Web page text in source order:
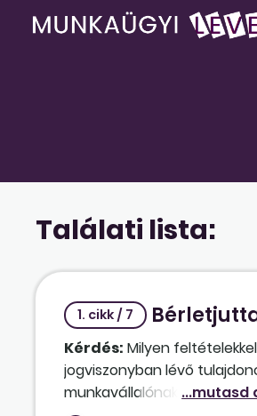
Találati lista:
1. cikk / 7
Kérdés: Milyen
jogviszonyban lévő
munkavállalónak ad helyi